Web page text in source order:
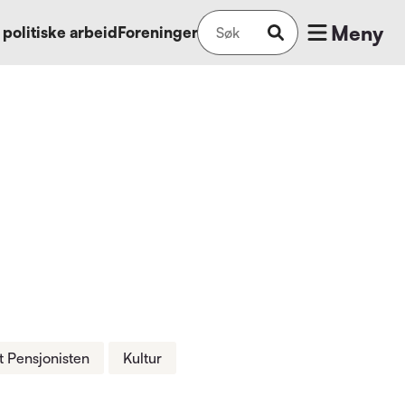
politiske arbeidForeninger Meny
Pensjonisten Kultur